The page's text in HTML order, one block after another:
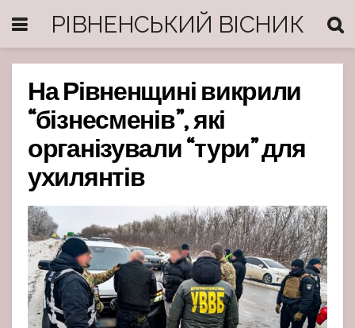
РІВНЕНСЬКИЙ ВІСНИК
На Рівненщині викрили
“бізнесменів”, які
організували “тури” для
ухилянтів